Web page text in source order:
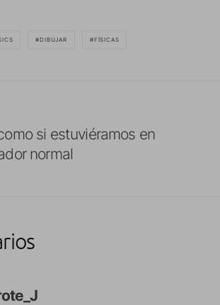
DIBUJAR FÍSICAS
si estuviéramos en
normal